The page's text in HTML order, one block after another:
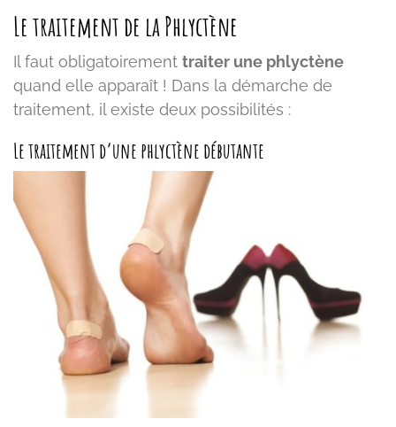
Le traitement de la Phlyctène
Il faut obligatoirement traiter une phlyctène
quand elle apparaît ! Dans la démarche de
traitement, il existe deux possibilités :
Le traitement d’une phlyctène débutante